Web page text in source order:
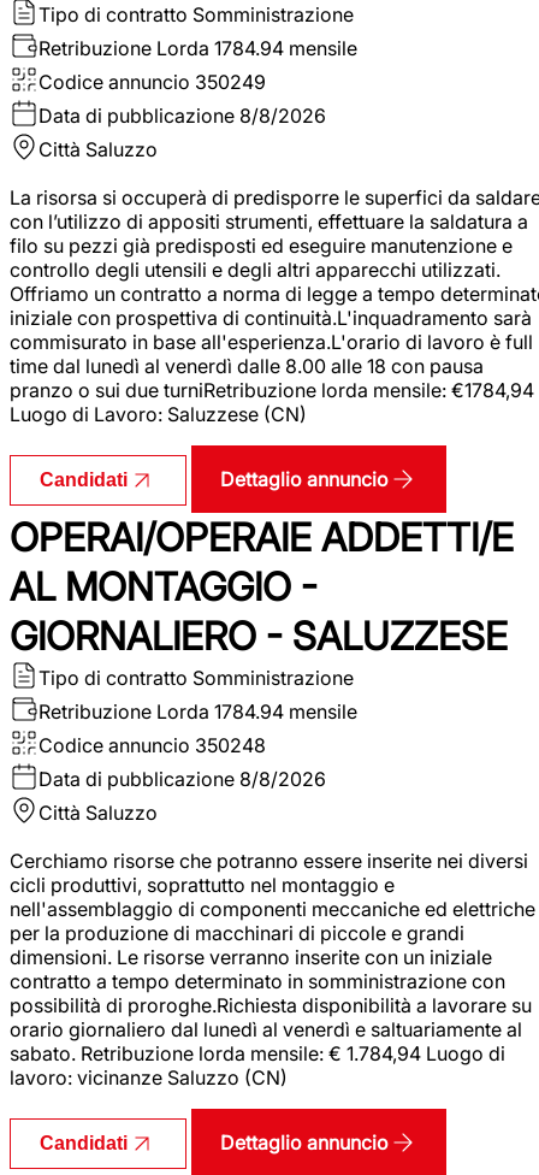
Tipo di contratto Somministrazione
Retribuzione Lorda 1784.94 mensile
Codice annuncio 350249
Data di pubblicazione 8/8/2026
Città Saluzzo
La risorsa si occuperà di predisporre le superfici da
con l’utilizzo di appositi strumenti, effettuare la saldatura a
filo su pezzi già predisposti ed eseguire manutenzione e
controllo degli utensili e degli altri apparecchi utilizzati.
Offriamo un contratto a norma di legge a tempo
iniziale con prospettiva di continuità.L'inquadramento sarà
commisurato in base all'esperienza.L'orario di lavoro è full
time dal lunedì al venerdì dalle 8.00 alle 18 con pausa
pranzo o sui due turniRetribuzione lorda mensile: €1784,94
Luogo di Lavoro: Saluzzese (CN)
Candidati Dettaglio annuncio
OPERAI/OPERAIE ADDETTI/E
AL MONTAGGIO -
GIORNALIERO - SALUZZESE
Tipo di contratto Somministrazione
Retribuzione Lorda 1784.94 mensile
Codice annuncio 350248
Data di pubblicazione 8/8/2026
Città Saluzzo
Cerchiamo risorse che potranno essere inserite nei diversi
cicli produttivi, soprattutto nel montaggio e
nell'assemblaggio di componenti meccaniche ed elettriche
per la produzione di macchinari di piccole e grandi
dimensioni. Le risorse verranno inserite con un iniziale
contratto a tempo determinato in somministrazione con
possibilità di proroghe.Richiesta disponibilità a lavorare su
orario giornaliero dal lunedì al venerdì e saltuariamente al
sabato. Retribuzione lorda mensile: € 1.784,94 Luogo di
lavoro: vicinanze Saluzzo (CN)
Candidati Dettaglio annuncio